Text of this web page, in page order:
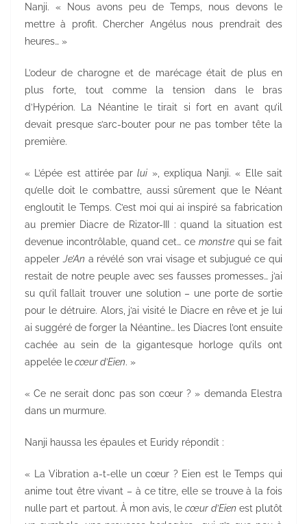
Nanji. « Nous avons peu de Temps, nous devons le
mettre à profit. Chercher Angélus nous prendrait des
heures… »
L’odeur de charogne et de marécage était de plus en
plus forte, tout comme la tension dans le bras
d’Hypérion. La Néantine le tirait si fort en avant qu’il
devait presque s’arc-bouter pour ne pas tomber tête la
première.
« L’épée est attirée parlui », expliqua Nanji. « Elle sait
qu’elle doit le combattre, aussi sûrement que le Néant
engloutit le Temps. C’est moi qui ai inspiré sa fabrication
au premier Diacre de Rizator-III : quand la situation est
devenue incontrôlable, quand cet… ce monstrequi se fait
appeler Je’An a révélé son vrai visage et subjugué ce qui
restait de notre peuple avec ses fausses promesses… j’ai
su qu’il fallait trouver une solution – une porte de sortie
pour le détruire. Alors, j’ai visité le Diacre en rêve et je lui
ai suggéré de forger la Néantine… les Diacres l’ont ensuite
cachée au sein de la gigantesque horloge qu’ils ont
appelée lecœur d’Eien. »
« Ce ne serait donc pas son cœur ? » demanda Elestra
dans un murmure.
Nanji haussa les épaules et Euridy répondit :
« La Vibration a-t-elle un cœur ? Eien est le Temps qui
anime tout être vivant – à ce titre, elle se trouve à la fois
nulle part et partout. À mon avis, lecœur d’Eien est plutôt